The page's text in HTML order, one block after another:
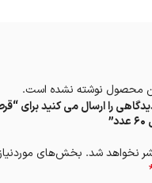
محصول نوشته نشده است.
را ارسال می کنید برای
نخواهد شد. بخش‌های موردنیاز